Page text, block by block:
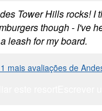
Tower Hills rocks! I
though - I've
leash for my board.
mais avaliações de